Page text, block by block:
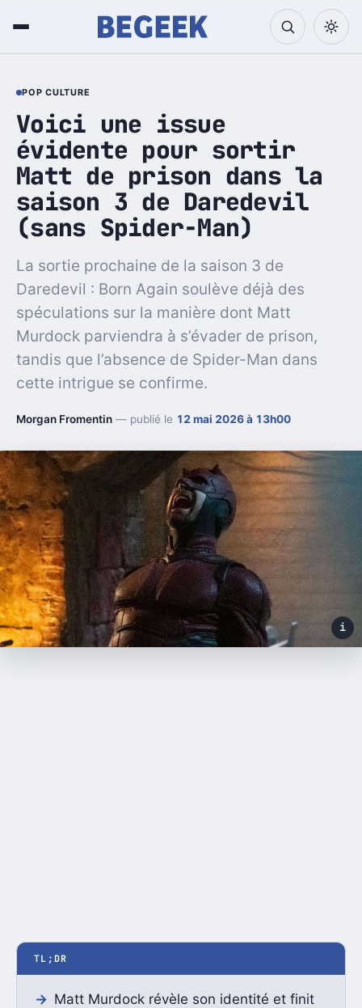
POP CULTURE
Voici une issue
évidente pour sortir
Matt de prison dans la
saison 3 de Daredevil
(sans Spider-Man)
La sortie prochaine de la saison 3 de
Daredevil : Born Again soulève déjà des
spéculations sur la manière dont Matt
Murdock parviendra à s’évader de prison,
tandis que l’absence de Spider-Man dans
cette intrigue se confirme.
Morgan Fromentin — publié le 12 mai 2026 à 13h00
i
TL;DR
Matt Murdock révèle son identité et finit